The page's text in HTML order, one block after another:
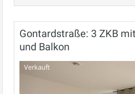
Gontardstraße: 3 ZKB
und Balkon
Verkauft